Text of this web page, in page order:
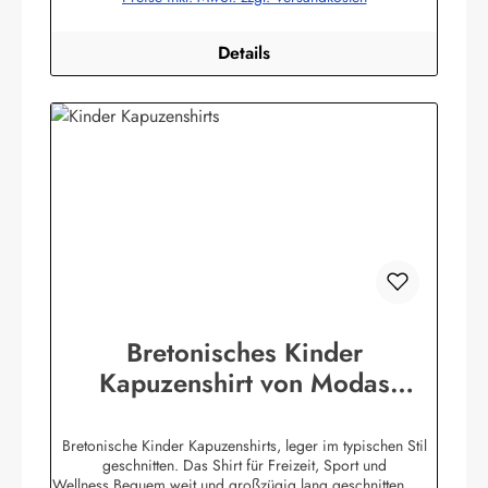
Details
Bretonisches Kinder
Kapuzenshirt von Modas
Bretonische Kinder Kapuzenshirts, leger im typischen Stil
geschnitten. Das Shirt für Freizeit, Sport und